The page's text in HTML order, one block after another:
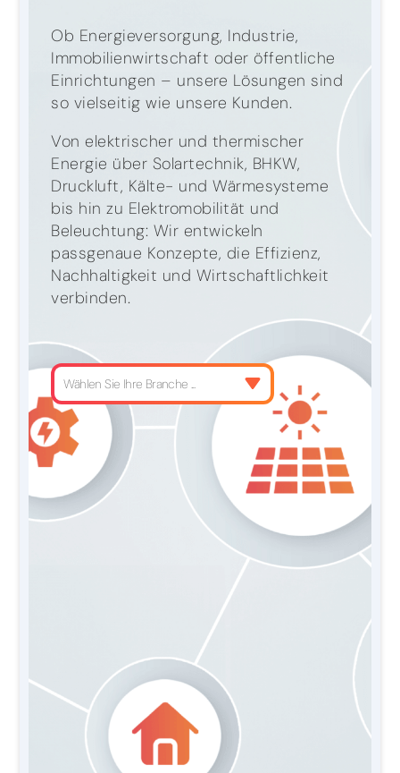
Ob Energieversorgung, Industrie,
Immobilienwirtschaft oder öffentliche
Einrichtungen – unsere Lösungen sind
so vielseitig wie unsere Kunden.
Von elektrischer und thermischer
Energie über Solartechnik, BHKW,
Druckluft, Kälte- und Wärmesysteme
bis hin zu Elektromobilität und
Beleuchtung: Wir entwickeln
passgenaue Konzepte, die Effizienz,
Nachhaltigkeit und Wirtschaftlichkeit
verbinden.
Wählen Sie Ihre Branche ...